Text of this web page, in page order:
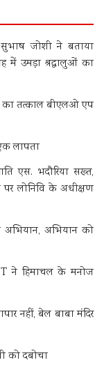
जोशी ने बताया
में उमड़ा श्रद्धालुओं का
का तत्काल बीएलओ एप
लापता
एस. भदौरिया सख्त,
पर लोनिवि के अधीक्षण
अभियान, अभियान को
ने हिमाचल के मनोज
नहीं, बेल बाबा मंदिर
को दबोचा